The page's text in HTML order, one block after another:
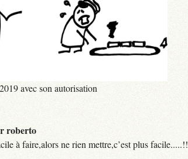
2019 avec son autorisation
roberto
à faire,alors ne rien mettre,c’est plus facile.....!!